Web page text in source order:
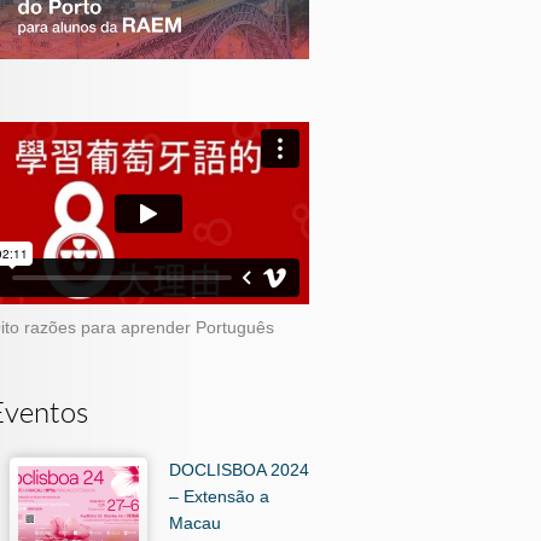
razões para aprender Português
DOCLISBOA 2024
– Extensão a
Macau